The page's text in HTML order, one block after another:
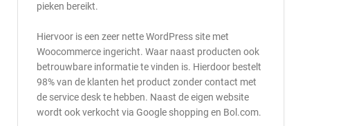
pieken bereikt.
Hiervoor is een zeer nette WordPress site met
Woocommerce ingericht. Waar naast producten ook
betrouwbare informatie te vinden is. Hierdoor bestelt
98% van de klanten het product zonder contact met
de service desk te hebben. Naast de eigen website
wordt ook verkocht via Google shopping en Bol.com.